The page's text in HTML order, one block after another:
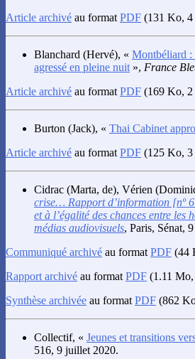
Article archivé au format PDF (131 Ko, 4
Blanchard (Hervé), « Montbéliard :
agressé en pleine nuit », France
Article archivé au format PDF (169 Ko, 2
Burton (Jack), « Thai Cabinet
Article archivé au format PDF (125 Ko, 3
Cidrac (Marta, de), Vérien
crise… Rapport d’information [nº
et à l’égalité des chances entre les
médias audiovisuels, Paris, Sénat,
Communiqué archivé au format PDF (44
Rapport archivé au format PDF (1.11
Synthèse archivée au format PDF (862
Collectif, « Jeunes et transitions
516, 9 juillet 2020.